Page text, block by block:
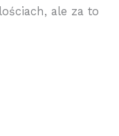
ale za to